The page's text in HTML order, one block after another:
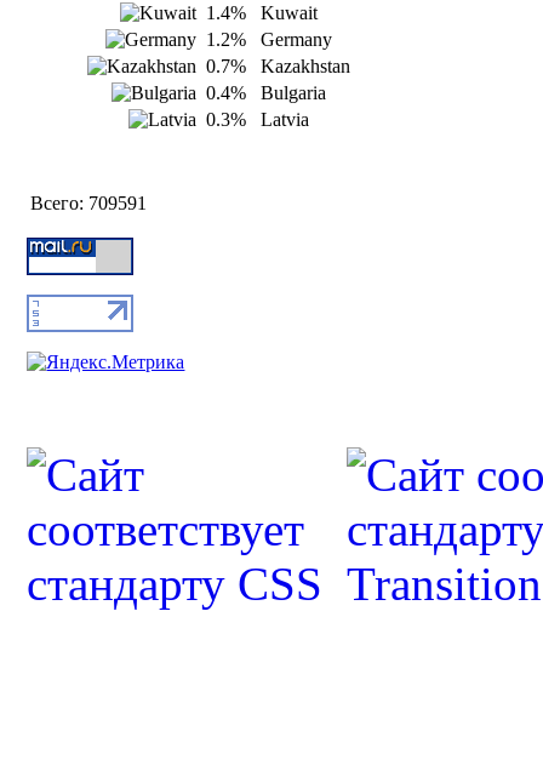
1.4%
Kuwait
1.2%
Germany
0.7%
Kazakhstan
0.4%
Bulgaria
0.3%
Latvia
Всего: 709591